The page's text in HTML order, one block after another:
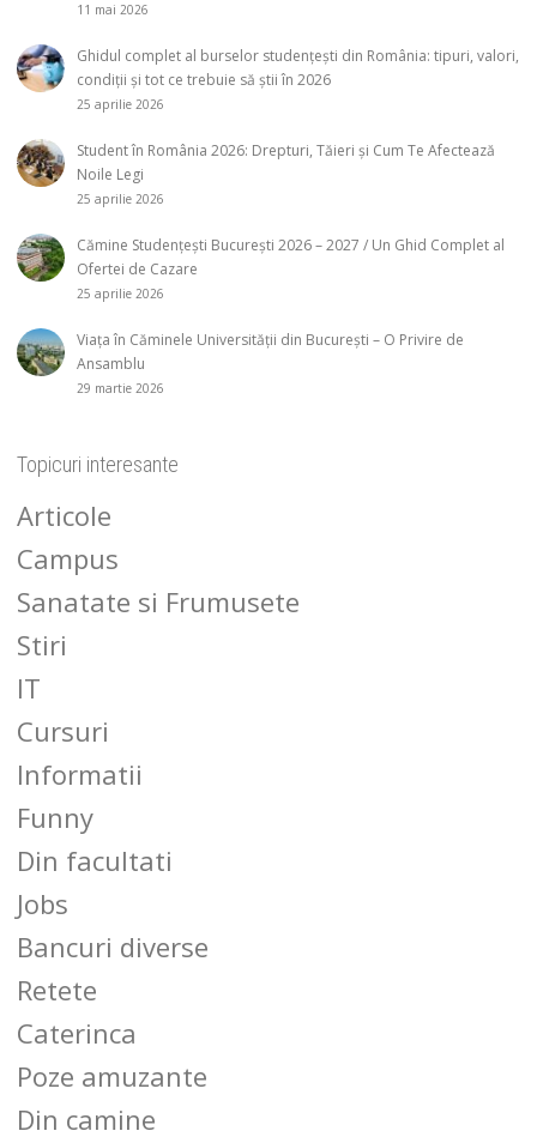
11 mai 2026
Ghidul complet al burselor studențești din România: tipuri, valori,
condiții și tot ce trebuie să știi în 2026
25 aprilie 2026
Student în România 2026: Drepturi, Tăieri și Cum Te Afectează
Noile Legi
25 aprilie 2026
Cămine Studențești București 2026 – 2027 / Un Ghid Complet al
Ofertei de Cazare
25 aprilie 2026
Viața în Căminele Universității din București – O Privire de
Ansamblu
29 martie 2026
Topicuri interesante
Articole
Campus
Sanatate si Frumusete
Stiri
IT
Cursuri
Informatii
Funny
Din facultati
Jobs
Bancuri diverse
Retete
Caterinca
Poze amuzante
Din camine